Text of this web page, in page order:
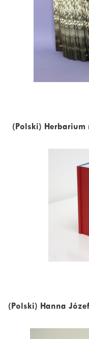
(Polski) Herbarium
(Polski) Hanna